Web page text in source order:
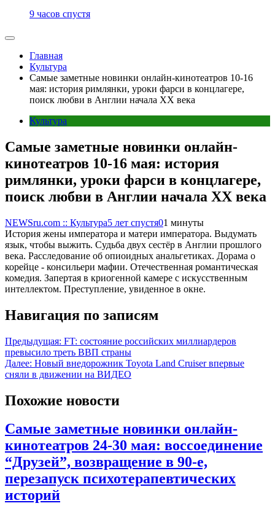
9 часов спустя
Главная
Культура
Самые заметные новинки онлайн-кинотеатров 10-16
мая: история римлянки, уроки фарси в концлагере,
поиск любви в Англии начала XX века
Культура
Самые заметные новинки онлайн-
кинотеатров 10-16 мая: история
римлянки, уроки фарси в концлагере,
поиск любви в Англии начала XX века
NEWSru.com :: Культура5 лет спустя01 минуты
История жены императора и матери императора. Выдумать
язык, чтобы выжить. Судьба двух сестёр в Англии прошлого
века. Расследование об опиоидных анальгетиках. Дорама о
корейце - консильери мафии. Отечественная романтическая
комедия. Запертая в криогенной камере с искусственным
интеллектом. Преступление, увиденное в окне.
Навигация по записям
Предыдущая: FT: состояние российских миллиардеров
превысило треть ВВП страны
Далее: Новый внедорожник Toyota Land Cruiser впервые
сняли в движении на ВИДЕО
Похожие новости
Самые заметные новинки онлайн-
кинотеатров 24-30 мая: воссоединение
“Друзей”, возвращение в 90-е,
перезапуск психотерапевтических
историй